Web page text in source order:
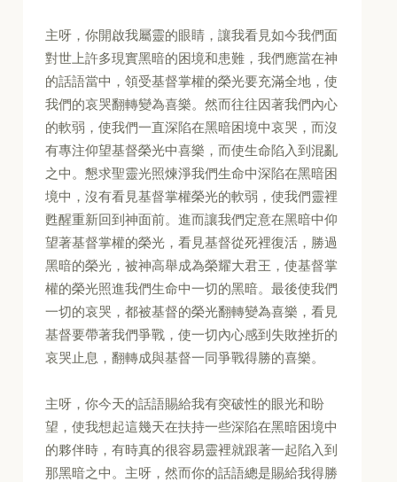
主呀，你開啟我屬靈的眼睛，讓我看見如今我們面
對世上許多現實黑暗的困境和患難，我們應當在神
的話語當中，領受基督掌權的榮光要充滿全地，使
我們的哀哭翻轉變為喜樂。然而往往因著我們內心
的軟弱，使我們一直深陷在黑暗困境中哀哭，而沒
有專注仰望基督榮光中喜樂，而使生命陷入到混亂
之中。懇求聖靈光照煉淨我們生命中深陷在黑暗困
境中，沒有看見基督掌權榮光的軟弱，使我們靈裡
甦醒重新回到神面前。進而讓我們定意在黑暗中仰
望著基督掌權的榮光，看見基督從死裡復活，勝過
黑暗的榮光，被神高舉成為榮耀大君王，使基督掌
權的榮光照進我們生命中一切的黑暗。最後使我們
一切的哀哭，都被基督的榮光翻轉變為喜樂，看見
基督要帶著我們爭戰，使一切內心感到失敗挫折的
哀哭止息，翻轉成與基督一同爭戰得勝的喜樂。
主呀，你今天的話語賜給我有突破性的眼光和盼
望，使我想起這幾天在扶持一些深陷在黑暗困境中
的夥伴時，有時真的很容易靈裡就跟著一起陷入到
那黑暗之中。主呀，然而你的話語總是賜給我得勝